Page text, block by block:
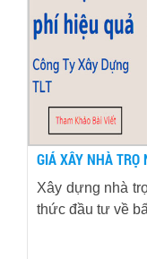
GIÁ XÂY NHÀ
Xây dựng nhà
thức đầu tư về